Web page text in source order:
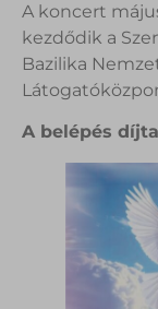
A koncert
kezdődik a
Bazilika
A belépés